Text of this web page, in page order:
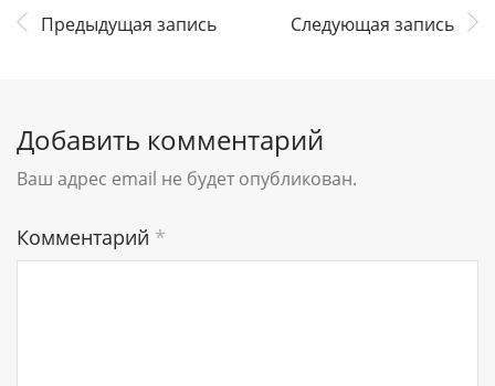
Предыдущая запись Следующая запись
Добавить комментарий
Ваш адрес email не будет опубликован.
Комментарий *